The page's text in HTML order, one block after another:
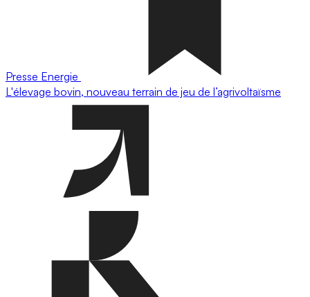
Presse Energie
L'élevage bovin, nouveau terrain de jeu de l’agrivoltaïsme